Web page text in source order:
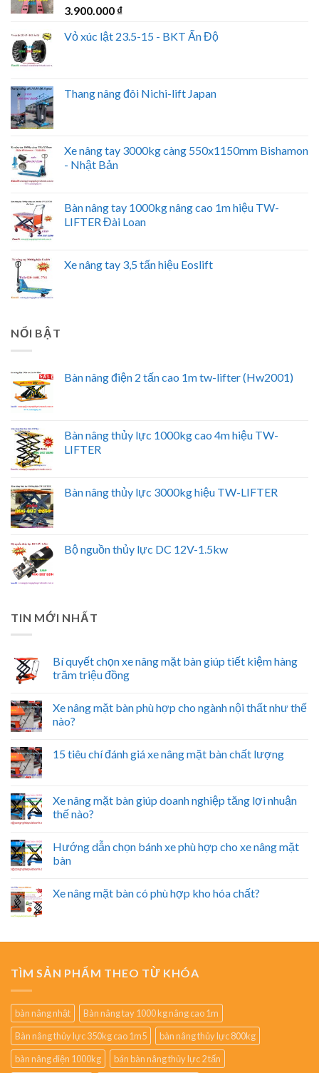
3.900.000 ₫
Vỏ xúc lật 23.5-15 - BKT Ấn Độ
Thang nâng đôi Nichi-lift Japan
Xe nâng tay 3000kg càng 550x1150mm Bishamon
- Nhật Bản
Bàn nâng tay 1000kg nâng cao 1m hiệu TW-
LIFTER Đài Loan
Xe nâng tay 3,5 tấn hiệu Eoslift
NỔI BẬT
Bàn nâng điện 2 tấn cao 1m tw-lifter (Hw2001)
Bàn nâng thủy lực 1000kg cao 4m hiệu TW-
LIFTER
Bàn nâng thủy lực 3000kg hiệu TW-LIFTER
Bộ nguồn thủy lực DC 12V-1.5kw
TIN MỚI NHẤT
Bí quyết chọn xe nâng mặt bàn giúp tiết kiệm hàng
trăm triệu đồng
Xe nâng mặt bàn phù hợp cho ngành nội thất như thế
nào?
15 tiêu chí đánh giá xe nâng mặt bàn chất lượng
Xe nâng mặt bàn giúp doanh nghiệp tăng lợi nhuận
thế nào?
Hướng dẫn chọn bánh xe phù hợp cho xe nâng mặt
bàn
Xe nâng mặt bàn có phù hợp kho hóa chất?
TÌM SẢN PHẨM THEO TỪ KHÓA
bàn nâng nhật
Bàn nâng tay 1000 kg nâng cao 1m
Bàn nâng thủy lực 350kg cao 1m5
bàn nâng thủy lực 800kg
bàn nâng điện 1000kg
bán bàn nâng thủy lực 2 tấn